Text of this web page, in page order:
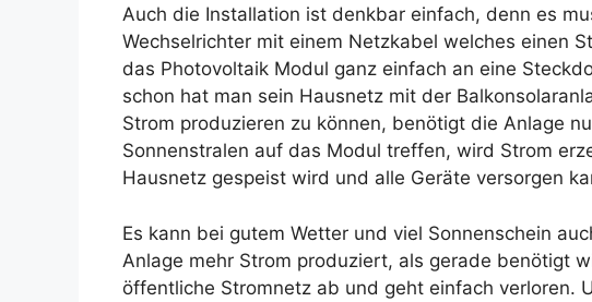
Auch die Installation ist denkbar einfach, denn es
Wechselrichter mit einem Netzkabel welches einen
das Photovoltaik Modul ganz einfach an eine
schon hat man sein Hausnetz mit der
Strom produzieren zu können, benötigt die Anlage
Sonnenstralen auf das Modul treffen, wird Strom
Hausnetz gespeist wird und alle Geräte versorgen
Es kann bei gutem Wetter und viel Sonnenschein
Anlage mehr Strom produziert, als gerade benötigt
öffentliche Stromnetz ab und geht einfach verloren.